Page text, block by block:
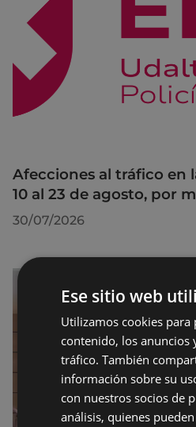
Afecciones al tráfico en
10 al 23 de agosto, por
30/07/2026
Ese sitio web
Utilizamos cookies para
contenido, los anuncios
tráfico. También
información sobre su
con nuestros socios de
análisis, quienes